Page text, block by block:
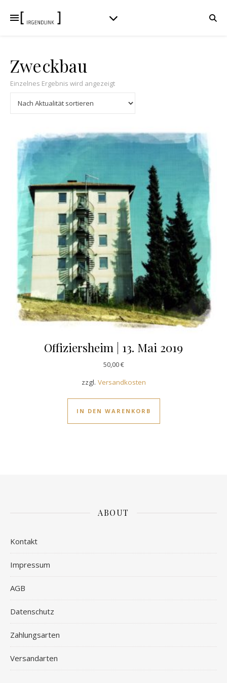
Zweckbau
Einzelnes Ergebnis wird angezeigt
Offiziersheim | 13. Mai 2019
50,00€
zzgl. Versandkosten
IN DEN WARENKORB
ABOUT
Kontakt
Impressum
AGB
Datenschutz
Zahlungsarten
Versandarten